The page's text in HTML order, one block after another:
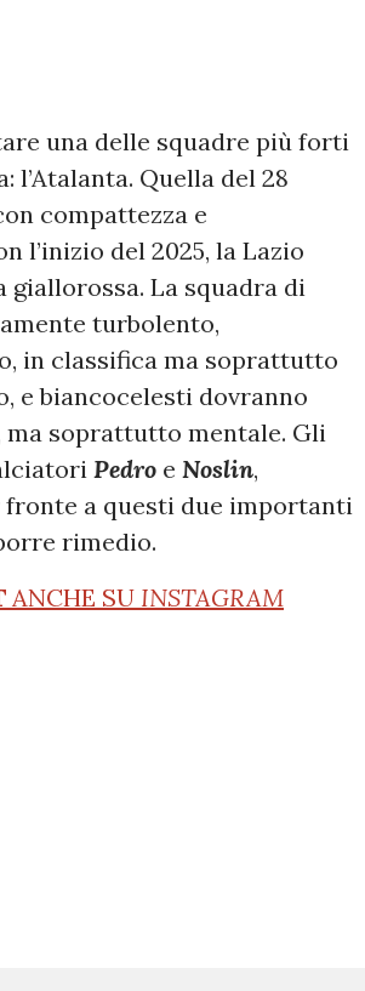
una delle squadre più forti
Quella del 28
compattezza e
l’inizio del 2025, la Lazio
La squadra di
turbolento,
in classifica ma soprattutto
e biancocelesti dovranno
soprattutto mentale. Gli
Pedro e Noslin,
a questi due importanti
rimedio.
ANCHE SU INSTAGRAM